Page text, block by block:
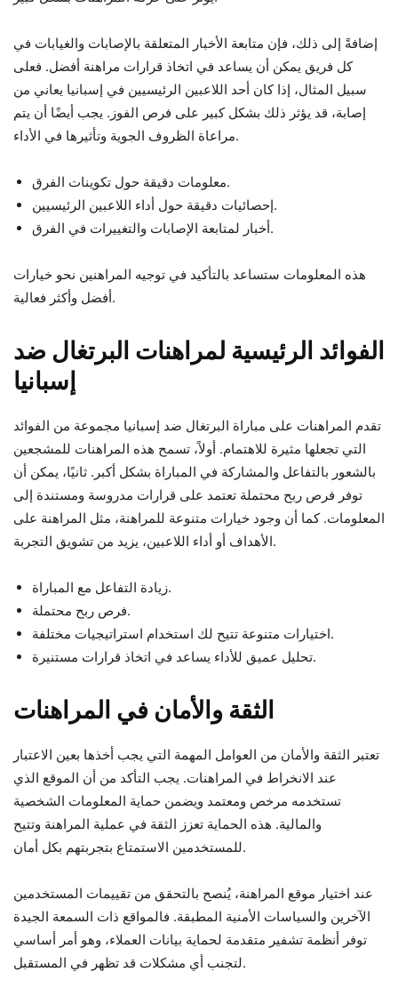
إضافةً إلى ذلك، فإن متابعة الأخبار المتعلقة بالإصابات والغيابات في
كل فريق يمكن أن يساعد في اتخاذ قرارات مراهنة أفضل. فعلى
سبيل المثال، إذا كان أحد اللاعبين الرئيسيين في إسبانيا يعاني من
إصابة، قد يؤثر ذلك بشكل كبير على فرص الفوز. يجب أيضًا أن يتم
مراعاة الظروف الجوية وتأثيرها في الأداء.
معلومات دقيقة حول تكوينات الفرق.
إحصائيات دقيقة حول أداء اللاعبين الرئيسيين.
أخبار لمتابعة الإصابات والتغييرات في الفرق.
هذه المعلومات ستساعد بالتأكيد في توجيه المراهنين نحو خيارات
أفضل وأكثر فعالية.
الفوائد الرئيسية لمراهنات البرتغال ضد
إسبانيا
تقدم المراهنات على مباراة البرتغال ضد إسبانيا مجموعة من الفوائد
التي تجعلها مثيرة للاهتمام. أولاً، تسمح هذه المراهنات للمشجعين
بالشعور بالتفاعل والمشاركة في المباراة بشكل أكبر. ثانيًا، يمكن أن
توفر فرص ربح محتملة تعتمد على قرارات مدروسة ومستندة إلى
المعلومات. كما أن وجود خيارات متنوعة للمراهنة، مثل المراهنة على
الأهداف أو أداء اللاعبين، يزيد من تشويق التجربة.
زيادة التفاعل مع المباراة.
فرص ربح محتملة.
اختيارات متنوعة تتيح لك استخدام استراتيجيات مختلفة.
تحليل عميق للأداء يساعد في اتخاذ قرارات مستنيرة.
الثقة والأمان في المراهنات
تعتبر الثقة والأمان من العوامل المهمة التي يجب أخذها بعين الاعتبار
عند الانخراط في المراهنات. يجب التأكد من أن الموقع الذي
تستخدمه مرخص ومعتمد ويضمن حماية المعلومات الشخصية
والمالية. هذه الحماية تعزز الثقة في عملية المراهنة وتتيح
للمستخدمين الاستمتاع بتجربتهم بكل أمان.
عند اختيار موقع المراهنة، يُنصح بالتحقق من تقييمات المستخدمين
الآخرين والسياسات الأمنية المطبقة. فالمواقع ذات السمعة الجيدة
توفر أنظمة تشفير متقدمة لحماية بيانات العملاء، وهو أمر أساسي
لتجنب أي مشكلات قد تظهر في المستقبل.